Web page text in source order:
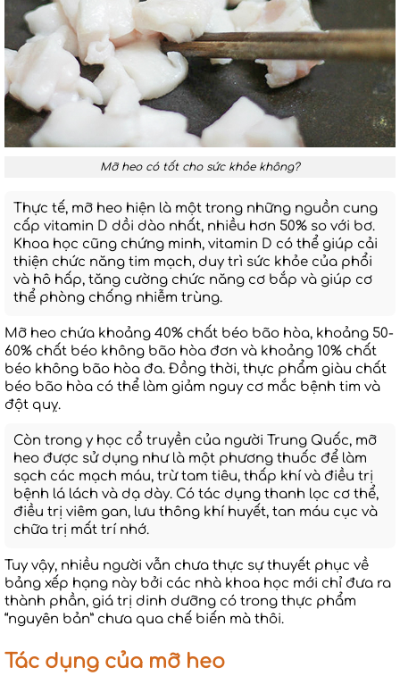
Mỡ heo có tốt cho sức khỏe không?
Thực tế, mỡ heo hiện là một trong những nguồn cung
cấp vitamin D dồi dào nhất, nhiều hơn 50% so với bơ.
Khoa học cũng chứng minh, vitamin D có thể giúp cải
thiện chức năng tim mạch, duy trì sức khỏe của phổi
và hô hấp, tăng cường chức năng cơ bắp và giúp cơ
thể phòng chống nhiễm trùng.
Mỡ heo chứa khoảng 40% chất béo bão hòa, khoảng 50-
60% chất béo không bão hòa đơn và khoảng 10% chất
béo không bão hòa đa. Đồng thời, thực phẩm giàu chất
béo bão hòa có thể làm giảm nguy cơ mắc bệnh tim và
đột quỵ.
Còn trong y học cổ truyền của người Trung Quốc, mỡ
heo được sử dụng như là một phương thuốc để làm
sạch các mạch máu, trừ tam tiêu, thấp khí và điều trị
bệnh lá lách và dạ dày. Có tác dụng thanh lọc cơ thể,
điều trị viêm gan, lưu thông khí huyết, tan máu cục và
chữa trị mất trí nhớ.
Tuy vậy, nhiều người vẫn chưa thực sự thuyết phục về
bảng xếp hạng này bởi các nhà khoa học mới chỉ đưa ra
thành phần, giá trị dinh dưỡng có trong thực phẩm
“nguyên bản” chưa qua chế biến mà thôi.
Tác dụng của mỡ heo